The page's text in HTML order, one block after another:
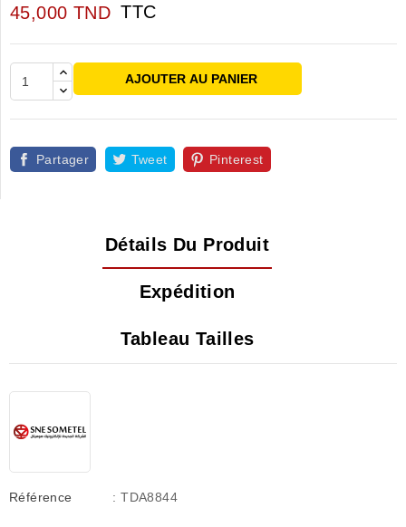
45,000 TND TTC
AJOUTER AU PANIER
Partager Tweet Pinterest
Détails Du Produit
Expédition
Tableau Tailles
Référence : TDA8844